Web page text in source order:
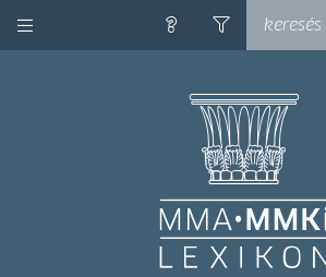
kategóriák
súgó szűrés